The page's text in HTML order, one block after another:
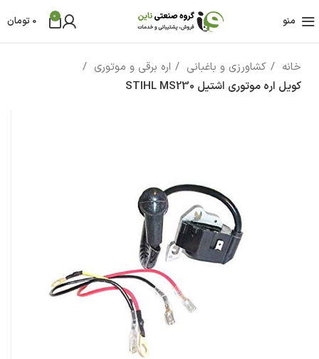
منو 0
0 تومان
خانه کشاورزی و باغبانی
اره برقی و موتوری
کویل اره موتوری اشتیل STIHL MS230